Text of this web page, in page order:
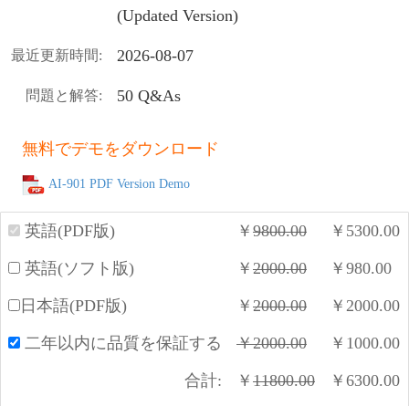
(Updated Version)
最近更新時間: 2026-08-07
問題と解答: 50 Q&As
無料でデモをダウンロード
AI-901 PDF Version Demo
英語(PDF版) ￥ 9800.00 ￥ 5300.00
英語(ソフト版) ￥ 2000.00 ￥ 980.00
日本語(PDF版) ￥ 2000.00 ￥ 2000.00
二年以内に品質を保証する ￥2000.00 ￥ 1000.00
合計: ￥ 11800.00 ￥ 6300.00